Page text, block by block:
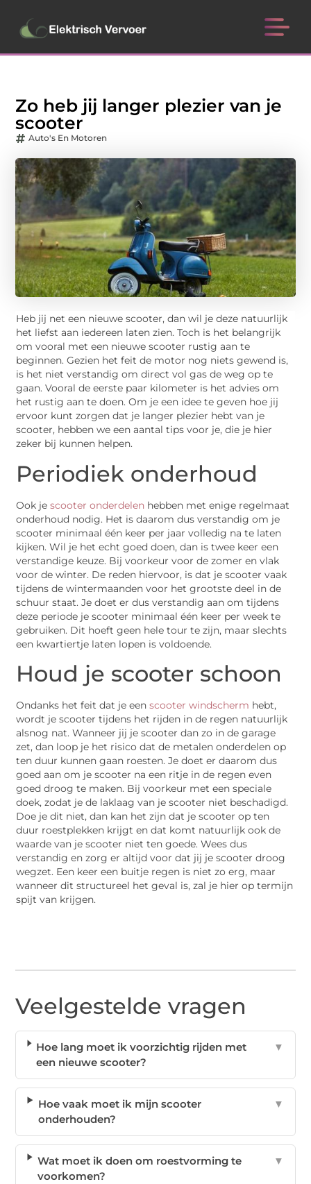
Zo heb jij langer plezier van je
scooter
Auto's En Motoren
Heb jij net een nieuwe scooter, dan wil je deze natuurlijk
het liefst aan iedereen laten zien. Toch is het belangrijk
om vooral met een nieuwe scooter rustig aan te
beginnen. Gezien het feit de motor nog niets gewend is,
is het niet verstandig om direct vol gas de weg op te
gaan. Vooral de eerste paar kilometer is het advies om
het rustig aan te doen. Om je een idee te geven hoe jij
ervoor kunt zorgen dat je langer plezier hebt van je
scooter, hebben we een aantal tips voor je, die je hier
zeker bij kunnen helpen.
Periodiek onderhoud
Ook jescooter onderdelen hebben met enige regelmaat
onderhoud nodig. Het is daarom dus verstandig om je
scooter minimaal één keer per jaar volledig na te laten
kijken. Wil je het echt goed doen, dan is twee keer een
verstandige keuze. Bij voorkeur voor de zomer en vlak
voor de winter. De reden hiervoor, is dat je scooter vaak
tijdens de wintermaanden voor het grootste deel in de
schuur staat. Je doet er dus verstandig aan om tijdens
deze periode je scooter minimaal één keer per week te
gebruiken. Dit hoeft geen hele tour te zijn, maar slechts
een kwartiertje laten lopen is voldoende.
Houd je scooter schoon
Ondanks het feit dat je eenscooter windscherm hebt,
wordt je scooter tijdens het rijden in de regen natuurlijk
alsnog nat. Wanneer jij je scooter dan zo in de garage
zet, dan loop je het risico dat de metalen onderdelen op
ten duur kunnen gaan roesten. Je doet er daarom dus
goed aan om je scooter na een ritje in de regen even
goed droog te maken. Bij voorkeur met een speciale
doek, zodat je de laklaag van je scooter niet beschadigd.
Doe je dit niet, dan kan het zijn dat je scooter op ten
duur roestplekken krijgt en dat komt natuurlijk ook de
waarde van je scooter niet ten goede. Wees dus
verstandig en zorg er altijd voor dat jij je scooter droog
wegzet. Een keer een buitje regen is niet zo erg, maar
wanneer dit structureel het geval is, zal je hier op termijn
spijt van krijgen.
Veelgestelde vragen
Hoe lang moet ik voorzichtig rijden met
een nieuwe scooter?
▼
Hoe vaak moet ik mijn scooter
onderhouden?
▼
Wat moet ik doen om roestvorming te
voorkomen?
▼